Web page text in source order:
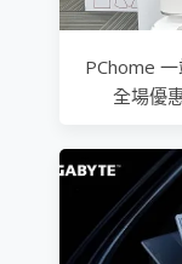
PChome
全場優